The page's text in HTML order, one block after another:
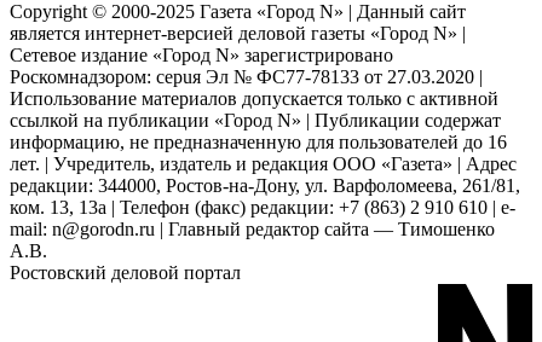
Copyright © 2000-2025 Газета «Город N» | Данный сайт
является интернет-версией деловой газеты «Город N» |
Сетевое издание «Город N» зарегистрировано
Роскомнадзором: серuя Эл № ФС77-78133 от 27.03.2020 |
Использование материалов допускается только с активной
ссылкой на публикации «Город N» | Публикации содержат
информацию, не предназначенную для пользователей до 16
лет. | Учредитель, издатель и редакция ООО «Газета» | Адрес
редакции: 344000, Ростов-на-Дону, ул. Варфоломеева, 261/81,
ком. 13, 13а | Телефон (факс) редакции: +7 (863) 2 910 610 | e-
mail: n@gorodn.ru | Главный редактор сайта — Тимошенко
А.В.
Ростовский деловой портал